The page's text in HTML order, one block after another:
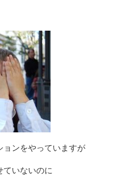
ョンをやっていますが
ていないのに